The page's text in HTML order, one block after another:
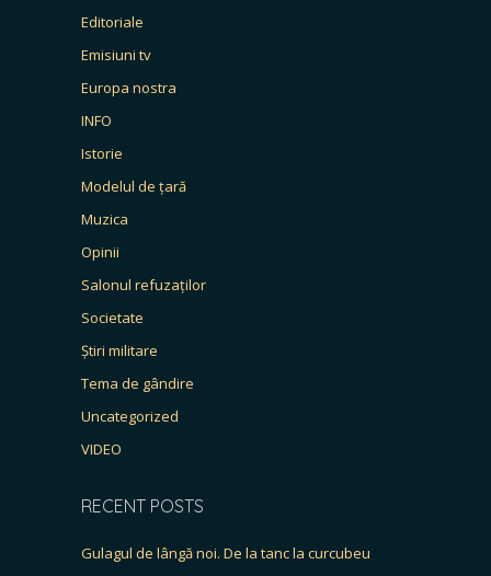
Editoriale
Emisiuni tv
Europa nostra
INFO
Istorie
Modelul de țară
Muzica
Opinii
Salonul refuzaților
Societate
Știri militare
Tema de gândire
Uncategorized
VIDEO
RECENT POSTS
Gulagul de lângă noi. De la tanc la curcubeu